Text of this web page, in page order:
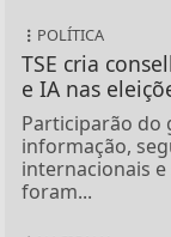
POLÍTICA
TSE cria
e IA nas
Participarão do
informação,
internacionais
foram...